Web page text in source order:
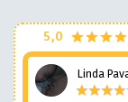
5,0
Linda